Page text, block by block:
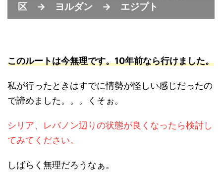
区 → ヨルダン → エジプト
このルートは今無理です。10年前なら行けました。
私が行ったときはすでに情勢が怪しい感じだったの
で諦めました。。。くそぉ。
シリア、レバノン辺りの状態が良くなったら検討し
てみてください。
しばらく無理だろうなぁ。